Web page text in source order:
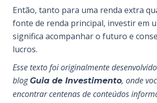
Então, tanto para uma renda extra
fonte de renda principal, investir em
significa acompanhar o futuro e
lucros.
Esse texto foi originalmente
blogGuia de Investimento, onde
encontrar centenas de conteúdos